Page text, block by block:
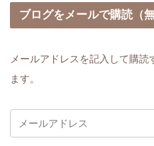
ブログをメールで購読（無
メールアドレスを記入して購
ます。